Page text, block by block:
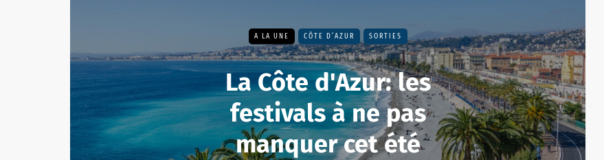
A LA UNE CÔTE D’AZUR SORTIES
La Côte d'Azur: les
festivals à ne pas
manquer cet été